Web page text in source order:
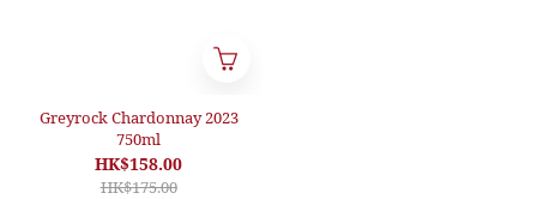
Greyrock Chardonnay 2023
750ml
HK$158.00
HK$175.00